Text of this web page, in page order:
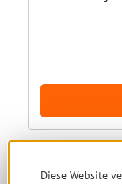
Diese Website